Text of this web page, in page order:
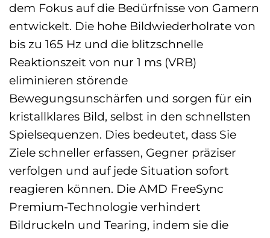
dem Fokus auf die Bedürfnisse von Gamern
entwickelt. Die hohe Bildwiederholrate von
bis zu 165 Hz und die blitzschnelle
Reaktionszeit von nur 1 ms (VRB)
eliminieren störende
Bewegungsunschärfen und sorgen für ein
kristallklares Bild, selbst in den schnellsten
Spielsequenzen. Dies bedeutet, dass Sie
Ziele schneller erfassen, Gegner präziser
verfolgen und auf jede Situation sofort
reagieren können. Die AMD FreeSync
Premium-Technologie verhindert
Bildruckeln und Tearing, indem sie die